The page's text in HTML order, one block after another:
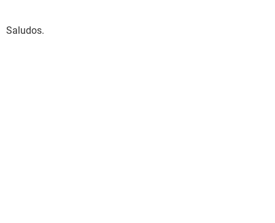
Saludos.